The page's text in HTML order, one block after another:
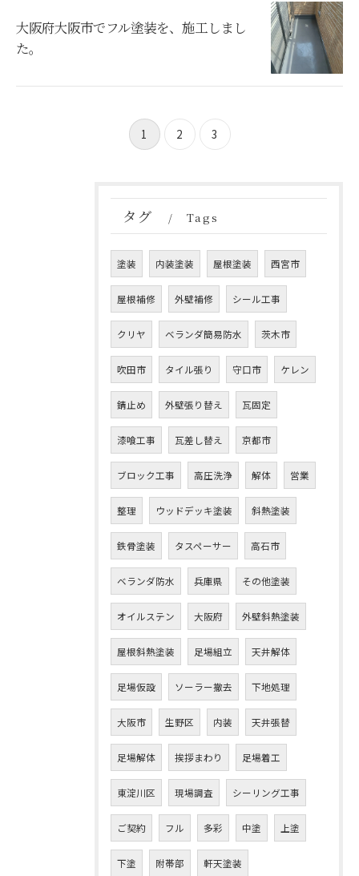
大阪府大阪市でフル塗装を、施工しまし
た。
1 2 3
タグ Tags
塗装 内装塗装 屋根塗装 西宮市
屋根補修 外壁補修 シール工事
クリヤ ベランダ簡易防水 茨木市
吹田市 タイル張り 守口市 ケレン
錆止め 外壁張り替え 瓦固定
漆喰工事 瓦差し替え 京都市
ブロック工事 高圧洗浄 解体 営業
整理 ウッドデッキ塗装 斜熱塗装
鉄骨塗装 タスペーサー 高石市
ベランダ防水 兵庫県 その他塗装
オイルステン 大阪府 外壁斜熱塗装
屋根斜熱塗装 足場組立 天井解体
足場仮設 ソーラー撤去 下地処理
大阪市 生野区 内装 天井張替
足場解体 挨拶まわり 足場着工
東淀川区 現場調査 シーリング工事
ご契約 フル 多彩 中塗 上塗
下塗 附帯部 軒天塗装